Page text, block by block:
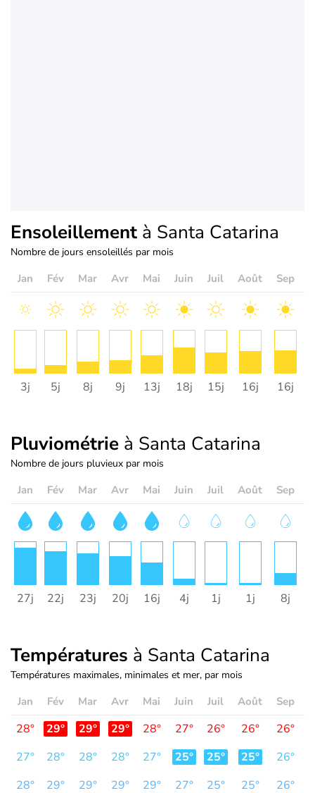
Ensoleillement à Santa Catarina
Nombre de jours ensoleillés par mois
Jan Fév Mar Avr Mai Juin Juil Août Sep
3j 5j 8j 9j 13j 18j 15j 16j 16j
Pluviométrie à Santa Catarina
Nombre de jours pluvieux par mois
Jan Fév Mar Avr Mai Juin Juil Août Sep
27j 22j 23j 20j 16j 4j 1j 1j 8j
Températures à Santa Catarina
Températures maximales, minimales et mer, par mois
Jan Fév Mar Avr Mai Juin Juil Août Sep
28° 29° 29° 29° 28° 27° 26° 26° 26°
27°
28° 28° 28° 27° 25° 25° 25° 26°
28°
29° 29° 29° 29° 27° 25° 25° 26°